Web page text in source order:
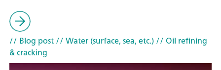
// Blog post// Water (surface, sea, etc.)// Oil refining
& cracking